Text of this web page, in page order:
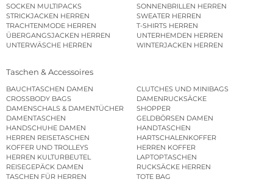
SOCKEN MULTIPACKS
SONNENBRILLEN HERREN
STRICKJACKEN HERREN
SWEATER HERREN
TRACHTENMODE HERREN
T-SHIRTS HERREN
ÜBERGANGSJACKEN HERREN
UNTERHEMDEN HERREN
UNTERWÄSCHE HERREN
WINTERJACKEN HERREN
Taschen & Accessoires
BAUCHTASCHEN DAMEN
CLUTCHES UND MINIBAGS
CROSSBODY BAGS
DAMENRUCKSÄCKE
DAMENSCHALS & DAMENTÜCHER
SHOPPER
DAMENTASCHEN
GELDBÖRSEN DAMEN
HANDSCHUHE DAMEN
HANDTASCHEN
HERREN REISETASCHEN
HARTSCHALENKOFFER
KOFFER UND TROLLEYS
HERREN KOFFER
HERREN KULTURBEUTEL
LAPTOPTASCHEN
REISEGEPÄCK DAMEN
RUCKSÄCKE HERREN
TASCHEN FÜR HERREN
TOTE BAG